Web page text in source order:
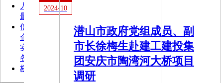
人才资源
最新招聘 人才政策
信息公开
企业信息
经济信息 “三重一大”事项 社会责任履行
实情况
企业党建 有关部门规定的其他事项 信息公开制度
各级子企业信息公开
桥隧委员会
2024-10
潜山市政府党组成员、副
市长徐梅生赴建工建投集
团安庆市陶湾河大桥项目
调研